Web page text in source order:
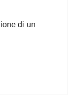
di un